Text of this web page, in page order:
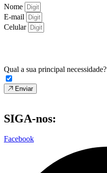
Nome
E-mail
Celular
Qual a sua principal necessidade?
Enviar
SIGA-nos:
Facebook